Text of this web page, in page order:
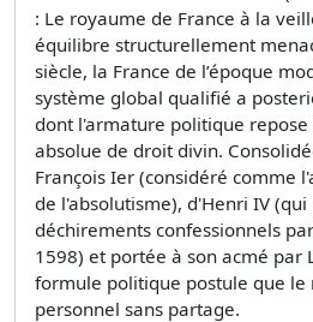
: Le royaume de France à la
équilibre structurellement
siècle, la France de l’époque
système global qualifié a
dont l'armature politique
absolue de droit divin.
François Ier (considéré comme
de l'absolutisme), d'Henri IV
déchirements confessionnels
1598) et portée à son acmé par
formule politique postule que
personnel sans partage.